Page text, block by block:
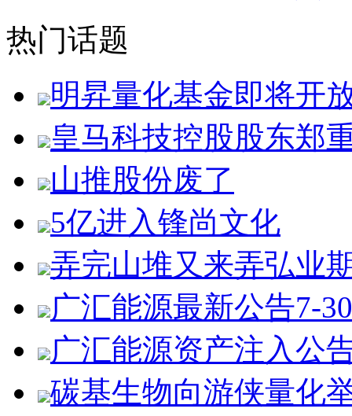
热门话题
明昇量化基金即将开
皇马科技控股股东郑
山推股份废了
5亿进入锋尚文化
弄完山堆又来弄弘业
广汇能源最新公告7-30
广汇能源资产注入公
碳基生物向游侠量化